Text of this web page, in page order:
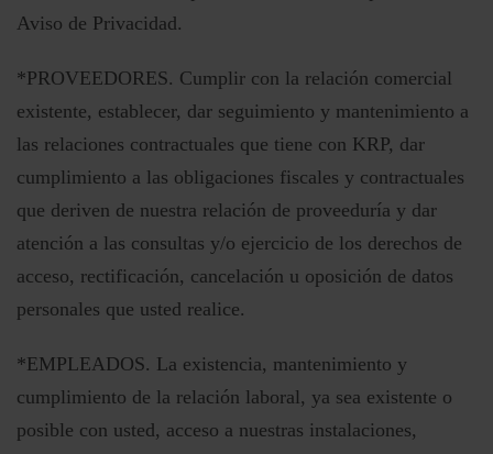
Aviso de Privacidad.
*PROVEEDORES. Cumplir con la relación comercial
existente, establecer, dar seguimiento y mantenimiento a
las relaciones contractuales que tiene con KRP, dar
cumplimiento a las obligaciones fiscales y contractuales
que deriven de nuestra relación de proveeduría y dar
atención a las consultas y/o ejercicio de los derechos de
acceso, rectificación, cancelación u oposición de datos
personales que usted realice.
*EMPLEADOS. La existencia, mantenimiento y
cumplimiento de la relación laboral, ya sea existente o
posible con usted, acceso a nuestras instalaciones,